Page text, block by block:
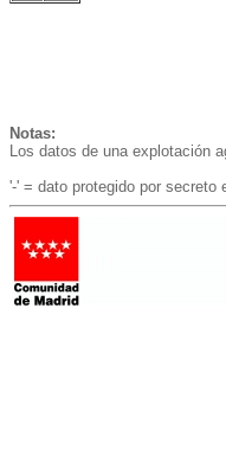
Notas:
Los datos de una explotación
'-' = dato protegido por secreto